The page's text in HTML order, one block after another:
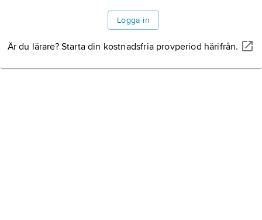
Svampliknande
organismer
Logga in
Är du lärare? Starta din kostnadsfria provperiod härifrån.